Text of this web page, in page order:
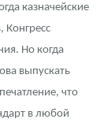
казначейские
Конгресс
Но когда
выпускать
что
в любой